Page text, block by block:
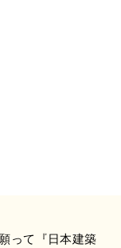
って『日本建築